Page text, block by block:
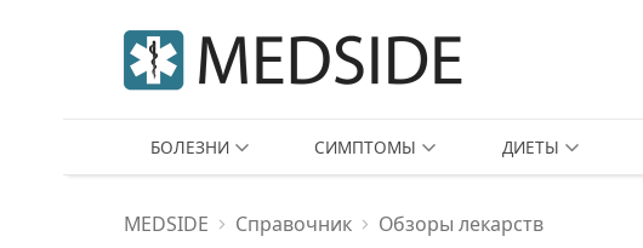
БОЛЕЗНИ СИМПТОМЫ ДИЕТЫ
MEDSIDE Справочник Обзоры лекарств